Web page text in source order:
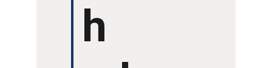
h